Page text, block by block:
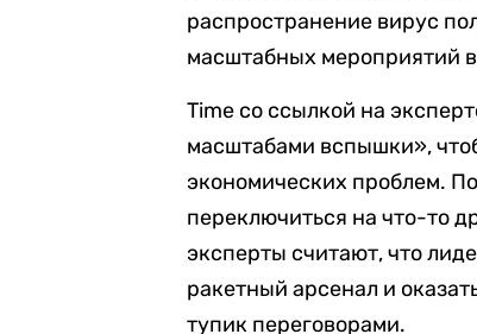
распространение вирус
масштабных мероприятий
Time со ссылкой на
масштабами вспышки»,
экономических проблем.
переключиться на что-то
эксперты считают, что
ракетный арсенал и
тупик переговорами.